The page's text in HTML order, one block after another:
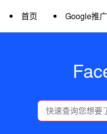
首页 Google推广